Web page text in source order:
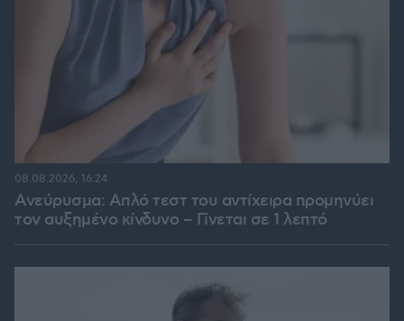
Ανεύρυσμα: Απλό τεστ του αντίχειρα προμηνύει
τον αυξημένο κίνδυνο – Γίνεται σε 1 λεπτό
08.08.2026, 16:24